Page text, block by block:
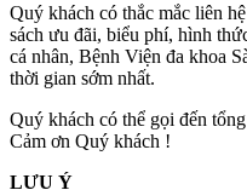
Quý khách có thắc mắc liên
sách ưu đãi, biểu phí, hình
cá nhân, Bệnh Viện đa khoa
thời gian sớm nhất.
Quý khách có thể gọi đến
Cảm ơn Quý khách !
LƯU Ý